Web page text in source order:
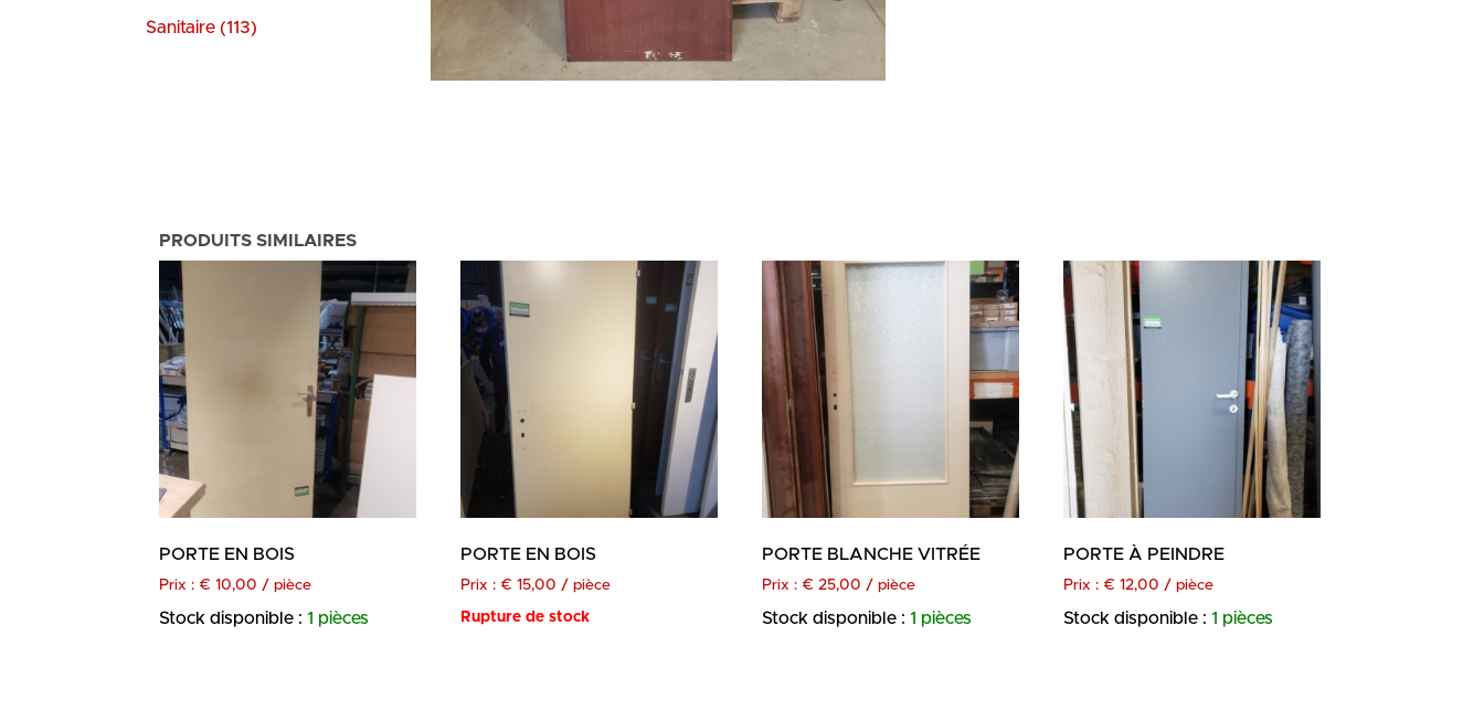
Sanitaire (113)
PRODUITS SIMILAIRES
PORTE EN BOIS
Prix : € 10,00 / pièce
Stock disponible : 1 pièces
PORTE EN BOIS
Prix : € 15,00 / pièce
Rupture de stock
PORTE BLANCHE VITRÉE
Prix : € 25,00 / pièce
Stock disponible : 1 pièces
PORTE À PEINDRE
Prix : € 12,00 / pièce
Stock disponible : 1 pièces